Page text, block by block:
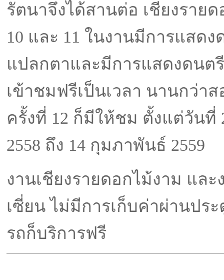
รัตนาจึงได้สานต่อ เชียงราย
10 และ 11 ในงานมีการแสด
แปลกตาและมีการแสดงดนต
เข้าชมฟรีเป็นเวลา นานกว่าส
ครั้งที่ 12 ก็มีให้ชม ตั้งแต่วันที่
2558 ถึง 14 กุมภาพันธ์ 2559
งานเชียงรายดอกไม้งาม แล
เซี่ยน ไม่มีการเก็บค่าผ่านปร
รถก็บริการฟรี